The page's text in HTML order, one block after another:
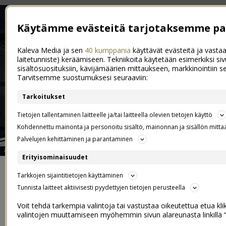
Käytämme evästeitä tarjotaksemme
Kaleva Media ja sen 40 kumppania käyttävät evästeitä ja
laitetunniste) keräämiseen. Tekniikoita käytetään esimerkiksi
sisältösuosituksiin, kävijämäärien mittaukseen, markkinointiin
Tarvitsemme suostumuksesi seuraaviin:
Tarkoitukset
Tietojen tallentaminen laitteelle ja/tai laitteella olevien tietojen käyttö
Kohdennettu mainonta ja personoitu sisältö, mainonnan ja sisällön
Palvelujen kehittäminen ja parantaminen
Erityisominaisuudet
Tarkkojen sijaintitietojen käyttäminen
Tunnista laitteet aktiivisesti pyydettyjen tietojen perusteella
Voit tehdä tarkempia valintoja tai vastustaa oikeutettua etua
valintojen muuttamiseen myöhemmin sivun alareunasta linkillä